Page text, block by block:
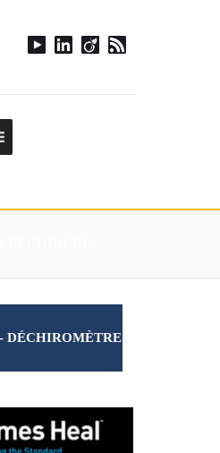
DÉCHIROMÈTRE
NUMÉRIQUE